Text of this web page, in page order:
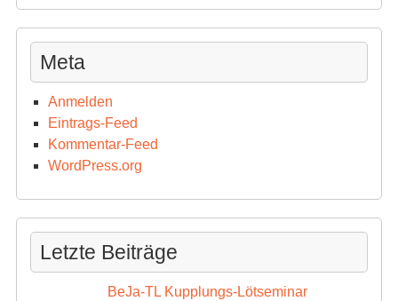
Meta
Anmelden
Eintrags-Feed
Kommentar-Feed
WordPress.org
Letzte Beiträge
BeJa-TL Kupplungs-Lötseminar